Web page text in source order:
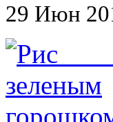
29 Июн